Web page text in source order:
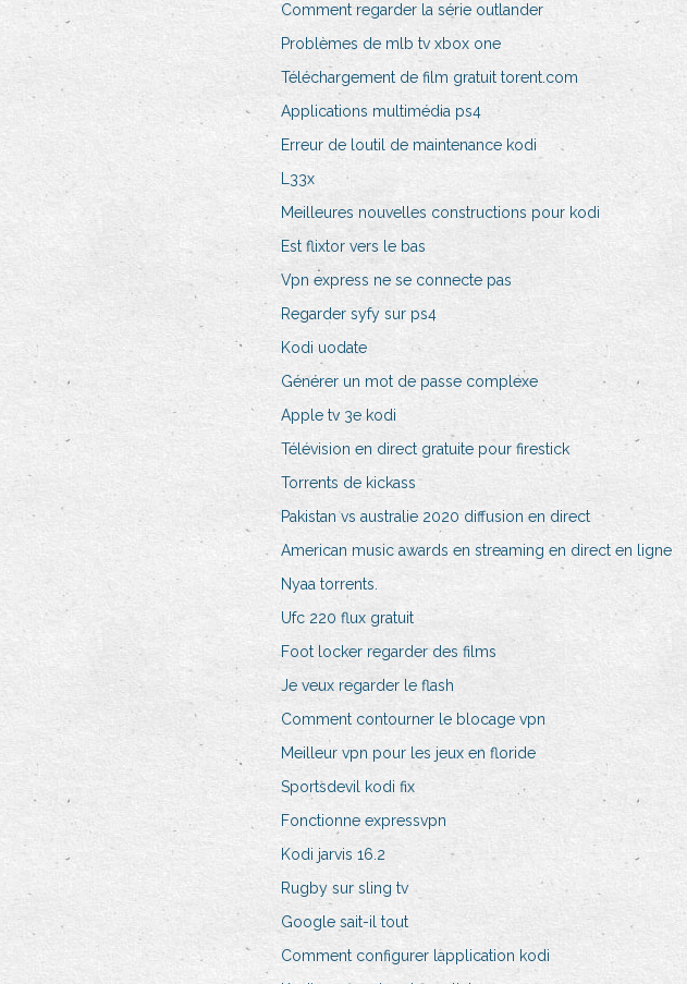
Comment regarder la série outlander
Problèmes de mlb tv xbox one
Téléchargement de film gratuit torent.com
Applications multimédia ps4
Erreur de loutil de maintenance kodi
L33x
Meilleures nouvelles constructions pour kodi
Est flixtor vers le bas
Vpn express ne se connecte pas
Regarder syfy sur ps4
Kodi uodate
Générer un mot de passe complexe
Apple tv 3e kodi
Télévision en direct gratuite pour firestick
Torrents de kickass
Pakistan vs australie 2020 diffusion en direct
American music awards en streaming en direct en ligne
Nyaa torrents.
Ufc 220 flux gratuit
Foot locker regarder des films
Je veux regarder le flash
Comment contourner le blocage vpn
Meilleur vpn pour les jeux en floride
Sportsdevil kodi fix
Fonctionne expressvpn
Kodi jarvis 16.2
Rugby sur sling tv
Google sait-il tout
Comment configurer lapplication kodi